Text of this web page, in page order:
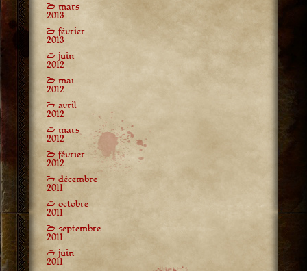
mars
2013
février
2013
juin
2012
mai
2012
avril
2012
mars
2012
février
2012
décembre
2011
octobre
2011
septembre
2011
juin
2011